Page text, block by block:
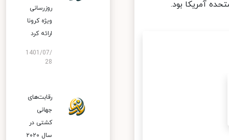
روزرسانی
ویژه کرونا
ارائه کرد
1401/07/
28
رقابت‌های
جهانی
کشتی در
سال ۲۰۲۰